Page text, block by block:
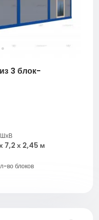
3 блок-
7,2 х 2,45 м
во блоков